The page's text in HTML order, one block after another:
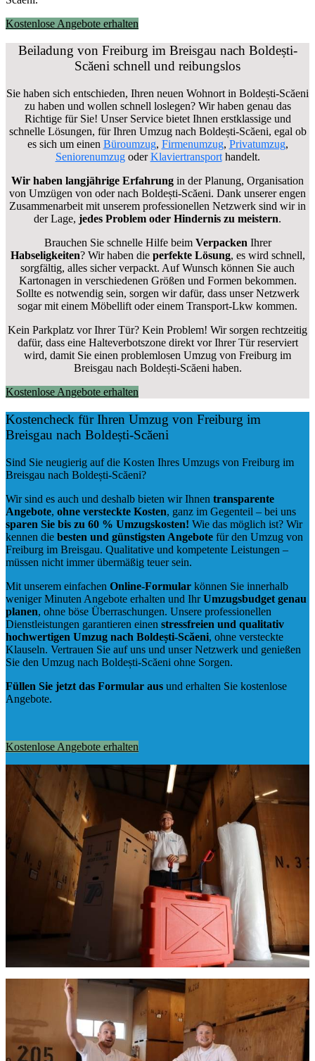
Kostenlose Angebote erhalten
Beiladung von Freiburg im Breisgau nach Boldești-
Scăeni schnell und reibungslos
Sie haben sich entschieden, Ihren neuen Wohnort in Boldești-Scăeni
zu haben und wollen schnell loslegen? Wir haben genau das
Richtige für Sie! Unser Service bietet Ihnen erstklassige und
schnelle Lösungen, für Ihren Umzug nach Boldești-Scăeni, egal ob
es sich um einen Büroumzug, Firmenumzug, Privatumzug,
Seniorenumzugoder Klaviertransporthandelt.
Wir haben langjährige Erfahrung in der Planung, Organisation
von Umzügen von oder nach Boldești-Scăeni. Dank unserer engen
Zusammenarbeit mit unserem professionellen Netzwerk sind wir in
der Lage, jedes Problem oder Hindernis zu meistern.
Brauchen Sie schnelle Hilfe beim Verpacken Ihrer
Habseligkeiten? Wir haben die perfekte Lösung, es wird schnell,
sorgfältig, alles sicher verpackt. Auf Wunsch können Sie auch
Kartonagen in verschiedenen Größen und Formen bekommen.
Sollte es notwendig sein, sorgen wir dafür, dass unser Netzwerk
sogar mit einem Möbellift oder einem Transport-Lkw kommen.
Kein Parkplatz vor Ihrer Tür? Kein Problem! Wir sorgen rechtzeitig
dafür, dass eine Halteverbotszone direkt vor Ihrer Tür reserviert
wird, damit Sie einen problemlosen Umzug von Freiburg im
Breisgau nach Boldești-Scăeni haben.
Kostenlose Angebote erhalten
Kostencheck für Ihren Umzug von Freiburg im
Breisgau nach Boldești-Scăeni
Sind Sie neugierig auf die Kosten Ihres Umzugs von Freiburg im
Breisgau nach Boldești-Scăeni?
Wir sind es auch und deshalb bieten wir Ihnen transparente
Angebote, ohne versteckte Kosten, ganz im Gegenteil – bei uns
sparen Sie bis zu 60 % Umzugskosten! Wie das möglich ist? Wir
kennen die besten und günstigsten Angebote für den Umzug von
Freiburg im Breisgau. Qualitative und kompetente Leistungen –
müssen nicht immer übermäßig teuer sein.
Mit unserem einfachen Online-Formular können Sie innerhalb
weniger Minuten Angebote erhalten und IhrUmzugsbudget genau
planen, ohne böse Überraschungen. Unsere professionellen
Dienstleistungen garantieren einen stressfreien und qualitativ
hochwertigen Umzug nach Boldești-Scăeni, ohne versteckte
Klauseln. Vertrauen Sie auf uns und unser Netzwerk und genießen
Sie den Umzug nach Boldești-Scăeni ohne Sorgen.
Füllen Sie jetzt das Formular aus und erhalten Sie kostenlose
Angebote.
Kostenlose Angebote erhalten